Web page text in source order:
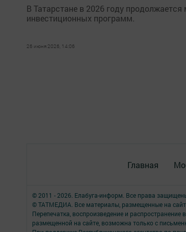
В Татарстане в 2026 году
инвестиционных программ.
26 июня 2026, 14:06
Главная
© 2011 - 2026. Елабуга-информ. Все права
© ТАТМЕДИА. Все материалы, размещенные на
Перепечатка, воспроизведение и
размещенной на сайте, возможна только с